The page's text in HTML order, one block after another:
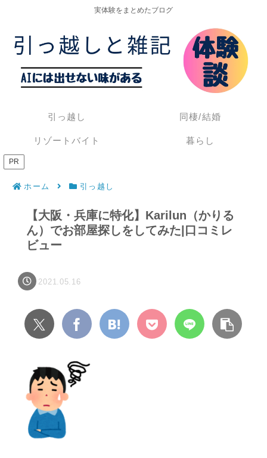
実体験をまとめたブログ
引っ越し 同棲/結婚
リゾートバイト 暮らし
PR
ホーム 引っ越し
【大阪・兵庫に特化】Karilun（かりる
ん）でお部屋探しをしてみた|口コミレ
ビュー
2021.05.16